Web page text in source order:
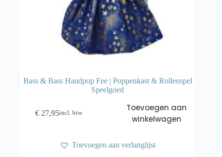
Bass & Bass Handpop Fee | Poppenkast & Rollenspel
Speelgoed
€ 27,95incl. btw
Toevoegen aan
winkelwagen
Toevoegen aan verlanglijst